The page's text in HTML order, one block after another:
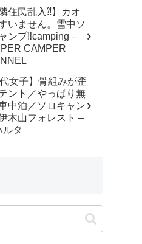
隣住民乱入⁈】カオ
いません。雪中ソ
ンプ‼︎camping –
CAMPER
代女子】骨組みが歪
ント／やっぱり無
中泊／ソロキャン
木山フォレスト –
ルタ